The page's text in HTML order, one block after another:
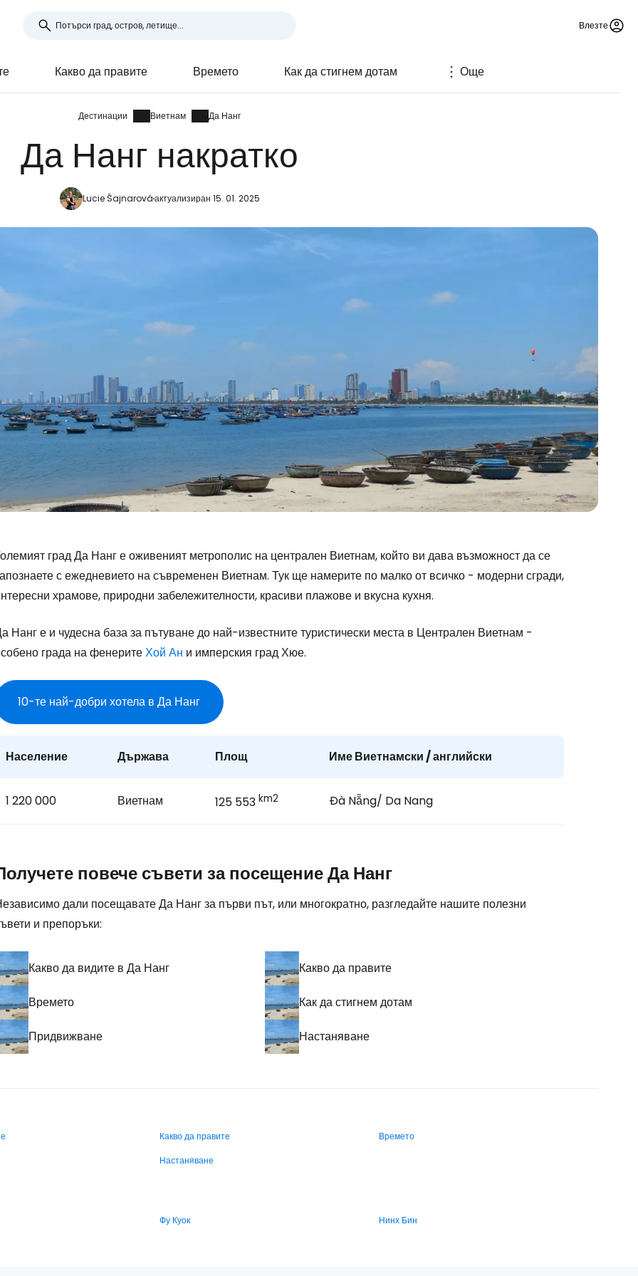
Влезте
Какво да правите Времето Как да стигнем дотам Още
Дестинации Виетнам Да Нанг
Да Нанг накратко
Lucie Šajnarováактуализиран 15. 01. 2025
град Да Нанг е оживеният метрополис на централен Виетнам, който ви дава възможност да се
с ежедневието на съвременен Виетнам. Тук ще намерите по малко от всичко - модерни сгради,
храмове, природни забележителности, красиви плажове и вкусна кухня.
Нанг е и чудесна база за пътуване до най-известните туристически места в Централен Виетнам -
града на фенеритеХой Ан и имперския град Хюе.
10-те най-добри хотела в Да Нанг
Население Държава Площ Име Виетнамски / английски
1 220 000 Виетнам 125 553 km2 Đà Nẵng/ Da Nang
повече съвети за посещение Да Нанг
дали посещавате Да Нанг за първи път, или многократно, разгледайте нашите полезни
и препоръки:
Какво да видите в Да Нанг Какво да правите
Времето Как да стигнем дотам
Придвижване Настаняване
Какво да правите
Времето
Настаняване
Фу Куок Нинх Бин
Влезте в Cestee
... световната общност на туристите